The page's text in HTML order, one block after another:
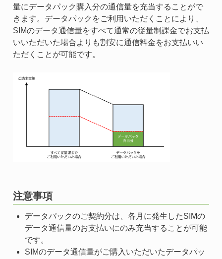
量にデータパック購入分の通信量を充当することがで
きます。データパックをご利用いただくことにより、
SIMのデータ通信量をすべて通常の従量制課金でお支払
いいただいた場合よりも割安に通信料金をお支払いい
ただくことが可能です。
注意事項
データパックのご契約分は、各月に発生したSIMの
データ通信量のお支払いにのみ充当することが可能
です。
SIMのデータ通信量がご購入いただいたデータパッ